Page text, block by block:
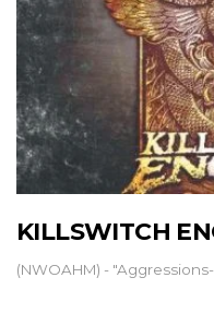
KILLSWITCH
(NWOAHM) -